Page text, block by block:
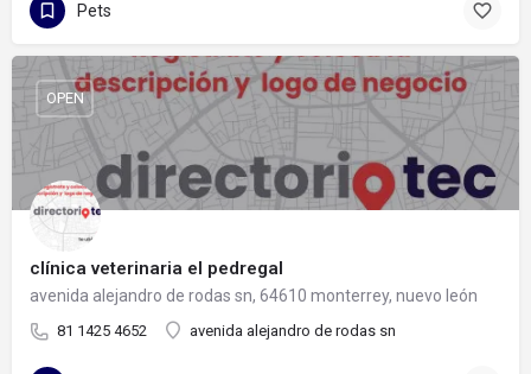
Pets
clínica veterinaria el pedregal
avenida alejandro de rodas sn, 64610 monterrey, nuevo león
81 1425 4652 avenida alejandro de rodas sn
OPEN